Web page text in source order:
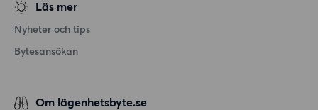
Läs mer
Nyheter och tips
Bytesansökan
Om lägenhetsbyte.se